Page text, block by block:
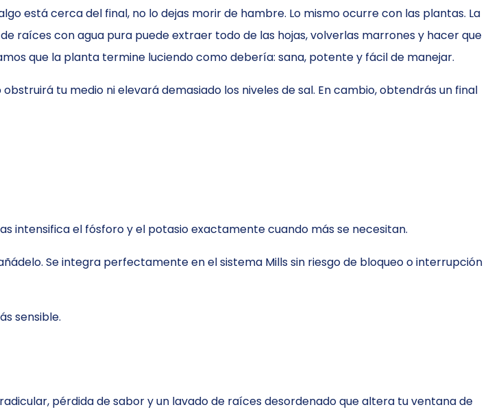
está cerca del final, no lo dejas morir de hambre. Lo mismo ocurre con las plantas. La
raíces con agua pura puede extraer todo de las hojas, volverlas marrones y hacer que
que la planta termine luciendo como debería: sana, potente y fácil de manejar.
tu medio ni elevará demasiado los niveles de sal. En cambio, obtendrás un final
intensifica el fósforo y el potasio exactamente cuando más se necesitan.
Se integra perfectamente en el sistema Mills sin riesgo de bloqueo o interrupción
sensible.
pérdida de sabor y un lavado de raíces desordenado que altera tu ventana de